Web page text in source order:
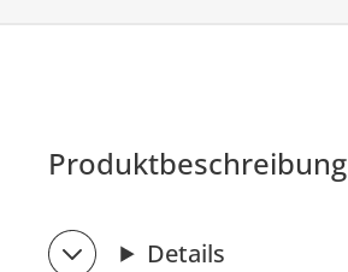
Produktbeschreibung
Details